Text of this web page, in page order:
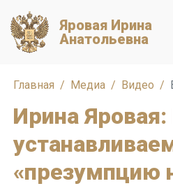
Яровая Ирина
Анатольевна
Главная Медиа Видео
Ирина
«презумпцию